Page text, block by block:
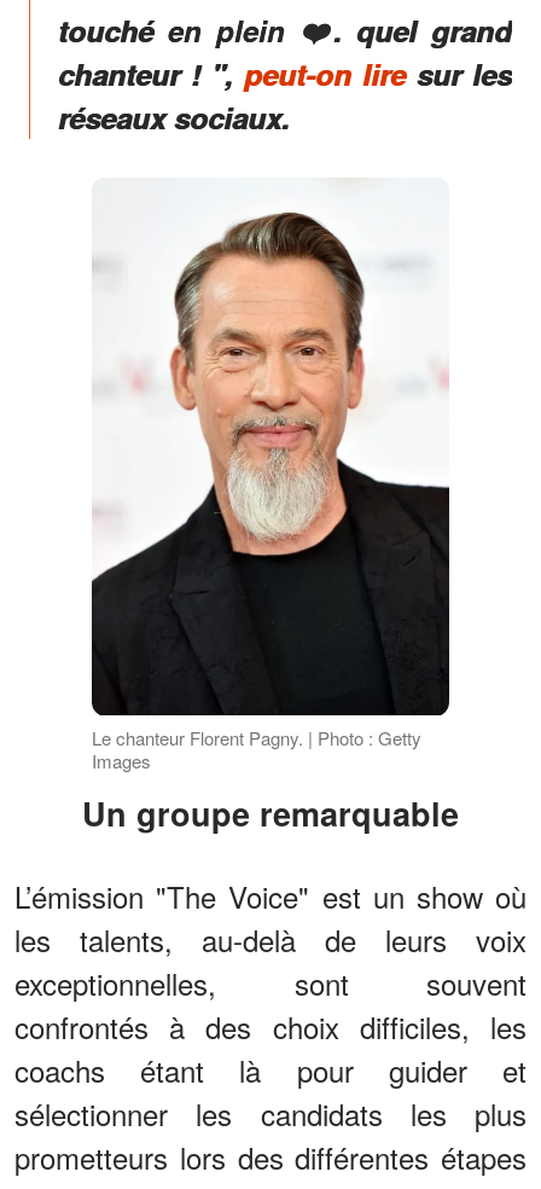
touché en plein ❤️. quel grand
chanteur ! ", peut-on liresur les
réseaux sociaux.
Le chanteur Florent Pagny. | Photo : Getty
Images
Un groupe remarquable
L’émission "The Voice" est un show où
les talents, au-delà de leurs voix
exceptionnelles, sont souvent
confrontés à des choix difficiles, les
coachs étant là pour guider et
sélectionner les candidats les plus
prometteurs lors des différentes étapes